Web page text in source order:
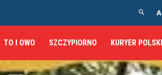
TO I OWO SZCZYPIORNO KURYER